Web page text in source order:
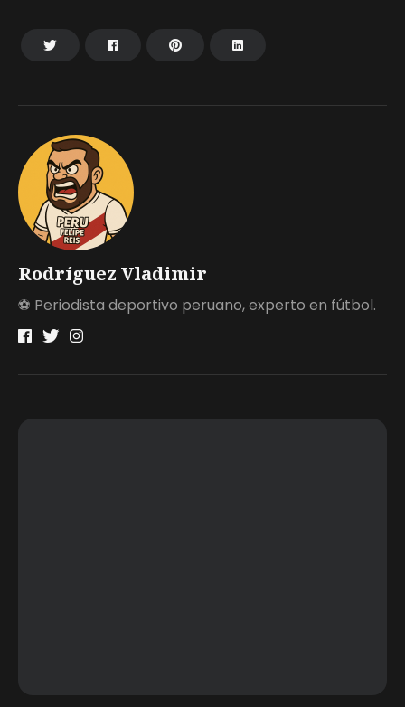
Rodríguez Vladimir
⚽ Periodista deportivo peruano, experto en fútbol.